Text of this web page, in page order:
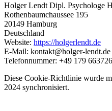
Holger Lendt Dipl. Psychologe
Rothenbaumchaussee 195
20149 Hamburg
Deutschland
Website: https://holgerlendt.de
E-Mail: kontakt@holger-lendt.de
Telefonnummer: +49 179
Diese Cookie-Richtlinie wurde
2024 synchronisiert.